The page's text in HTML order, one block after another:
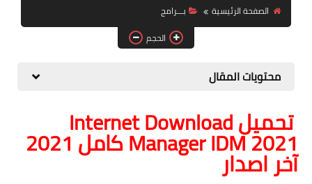
الصحة والجمال
موشن جرافيك
الصفحة الرئيسية
بـــرامج
الحجم
محتويات المقال
تحميل Internet Download
Manager IDM 2021 كامل 2021
آخر اصدار